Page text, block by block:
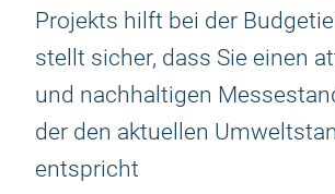
Projekts hilft bei der
stellt sicher, dass Sie einen
und nachhaltigen
der den aktuellen
entspricht